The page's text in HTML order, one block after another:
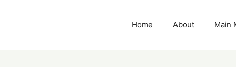
Home About Main